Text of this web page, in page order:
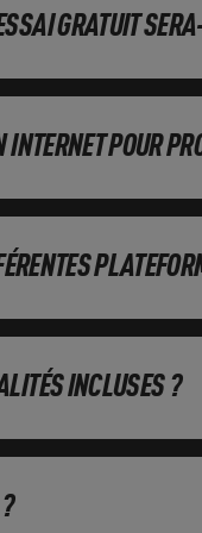
GRATUIT
POUR
INCLUSES ?